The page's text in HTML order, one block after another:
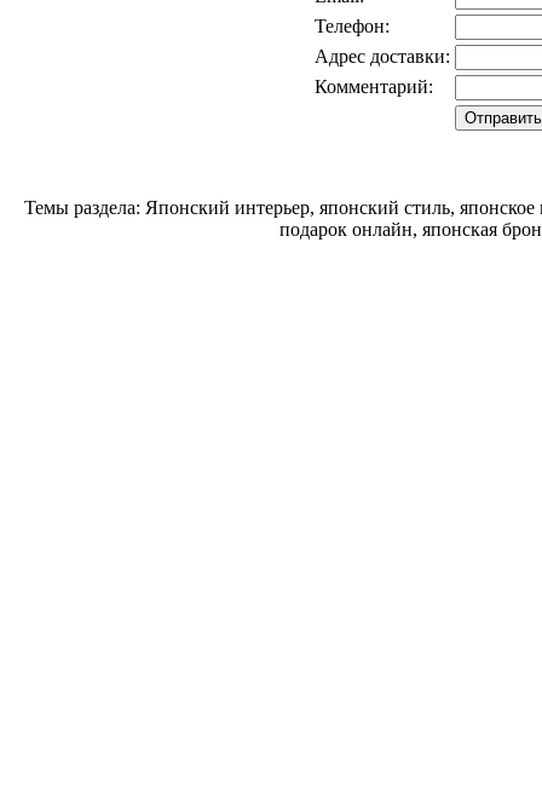
Телефон:
Адрес доставки:
Комментарий:
Темы раздела: Японский интерьер, японский стиль,
подарок онлайн, японская